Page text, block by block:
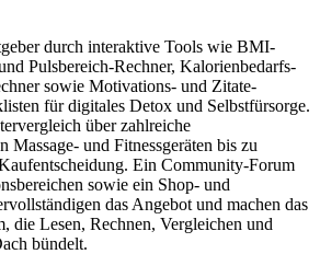
durch interaktive Tools wie BMI-
Pulsbereich-Rechner, Kalorienbedarfs-
sowie Motivations- und Zitate-
für digitales Detox und Selbstfürsorge.
über zahlreiche
Massage- und Fitnessgeräten bis zu
Ein Community-Forum
sowie ein Shop- und
das Angebot und machen das
die Lesen, Rechnen, Vergleichen und
bündelt.